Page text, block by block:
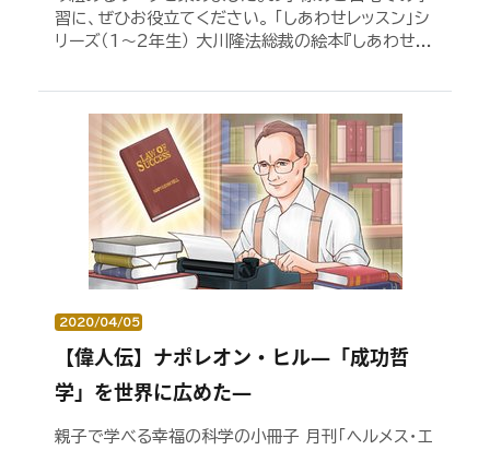
習に、ぜひお役立てください。 「しあわせレッスン」シ
リーズ（1～2年生） 大川隆法総裁の絵本『しあわせ...
2020/04/05
【偉人伝】ナポレオン・ヒル―「成功哲
学」を世界に広めた―
親子で学べる幸福の科学の小冊子 月刊「ヘルメス・エ